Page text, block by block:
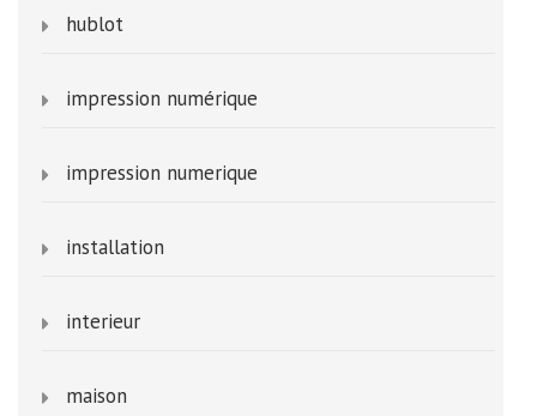
hublot
impression numérique
impression numerique
installation
interieur
maison